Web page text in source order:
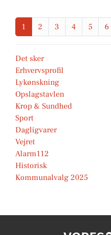
1 2 3 4 5 6
Det sker
Erhvervsprofil
Lykønskning
Opslagstavlen
Krop & Sundhed
Sport
Dagligvarer
Vejret
Alarm112
Historisk
Kommunalvalg 2025